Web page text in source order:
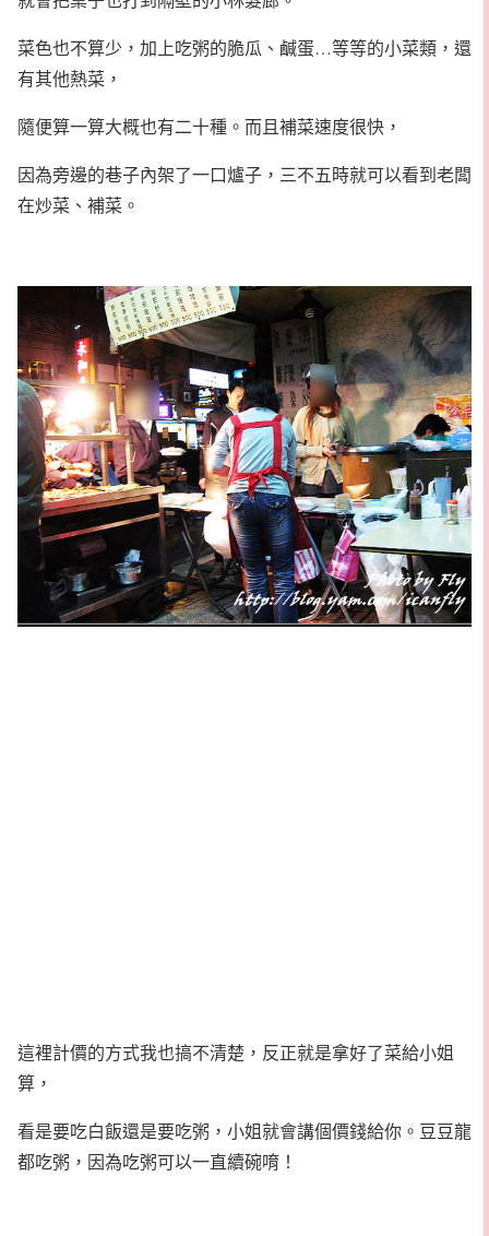
菜色也不算少，加上吃粥的脆瓜、鹹蛋…等等的小菜類，還
有其他熱菜，
隨便算一算大概也有二十種。而且補菜速度很快，
因為旁邊的巷子內架了一口爐子，三不五時就可以看到老闆
在炒菜、補菜。
這裡計價的方式我也搞不清楚，反正就是拿好了菜給小姐
算，
看是要吃白飯還是要吃粥，小姐就會講個價錢給你。豆豆龍
都吃粥，因為吃粥可以一直續碗唷！